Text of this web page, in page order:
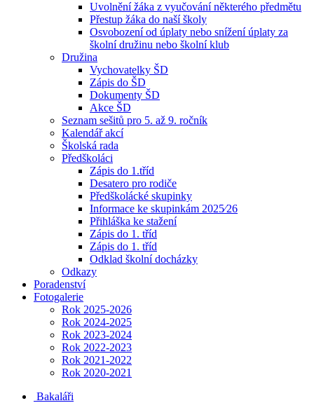
Uvolnění žáka z vyučování některého předmětu
Přestup žáka do naší školy
Osvobození od úplaty nebo snížení úplaty za
školní družinu nebo školní klub
Družina
Vychovatelky ŠD
Zápis do ŠD
Dokumenty ŠD
Akce ŠD
Seznam sešitů pro 5. až 9. ročník
Kalendář akcí
Školská rada
Předškoláci
Zápis do 1.tříd
Desatero pro rodiče
Předškolácké skupinky
Informace ke skupinkám 2025⁄26
Přihláška ke stažení
Zápis do 1. tříd
Zápis do 1. tříd
Odklad školní docházky
Odkazy
Poradenství
Fotogalerie
Rok 2025-2026
Rok 2024-2025
Rok 2023-2024
Rok 2022-2023
Rok 2021-2022
Rok 2020-2021
Bakaláři